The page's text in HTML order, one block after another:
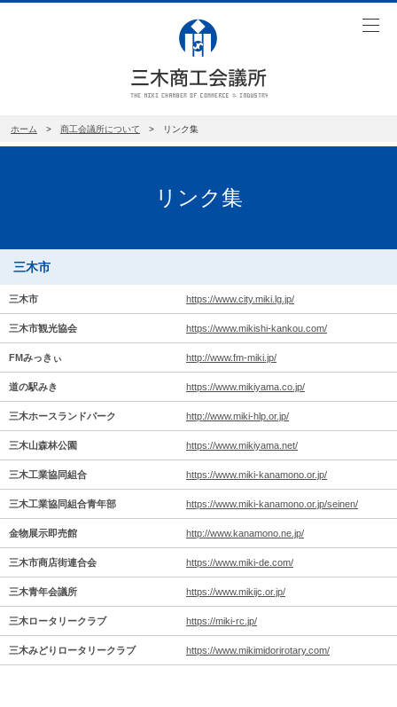
ホーム > 商工会議所について > リンク集
リンク集
三木市
三木市 https://www.city.miki.lg.jp/
三木市観光協会 https://www.mikishi-kankou.com/
FMみっきぃ http://www.fm-miki.jp/
道の駅みき https://www.mikiyama.co.jp/
三木ホースランドパーク http://www.miki-hlp.or.jp/
三木山森林公園 https://www.mikiyama.net/
三木工業協同組合 https://www.miki-kanamono.or.jp/
三木工業協同組合青年部 https://www.miki-kanamono.or.jp/seinen/
金物展示即売館 http://www.kanamono.ne.jp/
三木市商店街連合会 https://www.miki-de.com/
三木青年会議所 https://www.mikijc.or.jp/
三木ロータリークラブ https://miki-rc.jp/
三木みどりロータリークラブ https://www.mikimidorirotary.com/